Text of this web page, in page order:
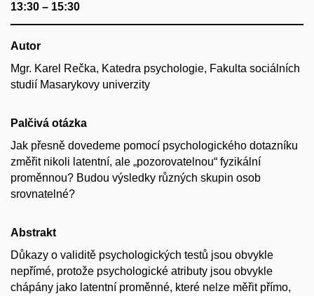
13:30 – 15:30
Autor
Mgr. Karel Rečka, Katedra psychologie, Fakulta sociálních
studií Masarykovy univerzity
Palčivá otázka
Jak přesně dovedeme pomocí psychologického dotazníku
změřit nikoli latentní, ale „pozorovatelnou“ fyzikální
proměnnou? Budou výsledky různých skupin osob
srovnatelné?
Abstrakt
Důkazy o validitě psychologických testů jsou obvykle
nepřímé, protože psychologické atributy jsou obvykle
chápány jako latentní proměnné, které nelze měřit přímo,